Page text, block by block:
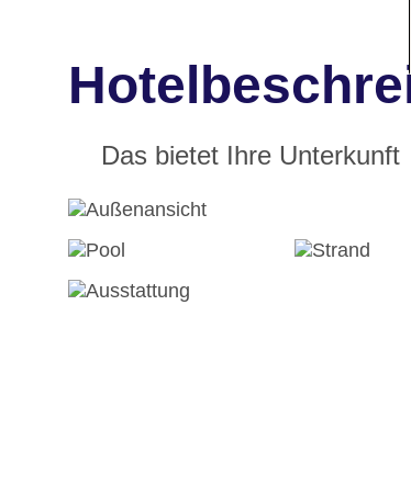
Das bietet Ihre Unterkunft